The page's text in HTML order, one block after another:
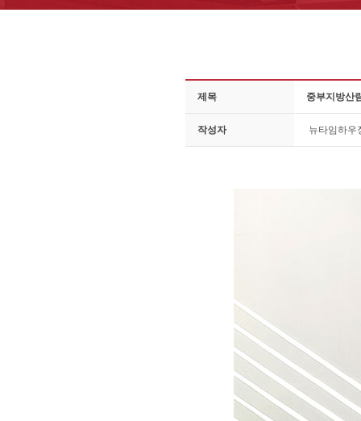
제목 중부지방산
작성자 뉴타임하우